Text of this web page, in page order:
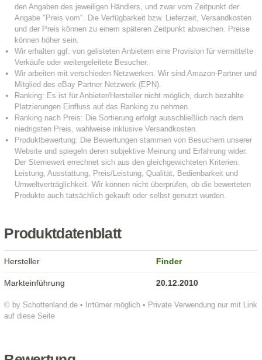
Produktdatenblatt
© by Schottenland.de • Irrtümer möglich • Private Verwendung nur mit Link
auf diese Seite
Hersteller Finder
Markteinführung 20.12.2010